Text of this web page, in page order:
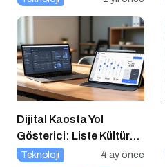
Dijital Kaosta Yol
Gösterici: Liste Kültürü
ve İnteraktif Çözümlerin
Teknoloji 4 ay önce